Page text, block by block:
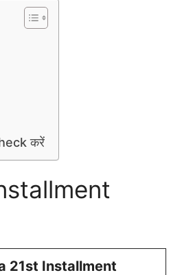
करें
21st Installment